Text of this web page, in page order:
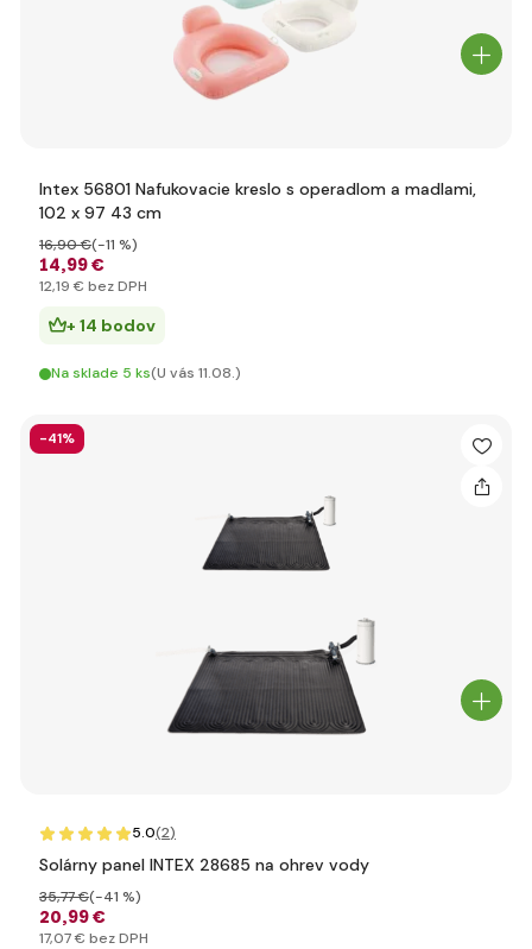
Intex 56801 Nafukovacie kreslo s operadlom a madlami,
102 x 97 43 cm
14,99 €
16,90 €(-11 %)
12,19 € bez DPH
+ 14 bodov
Na sklade 5 ks(U vás 11.08.)
-41%
5.0(2)
Solárny panel INTEX 28685 na ohrev vody
20,99 €
35,77 €(-41 %)
17,07 € bez DPH